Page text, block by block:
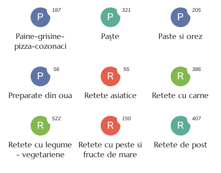
P
Paine-grisine-
pizza-cozonaci
187
P
Paşte
321
P
Paste si orez
205
P
Preparate din oua
56
R
Retete asiatice
55
R
Retete cu carne
386
R
Retete cu legume
- vegetariene
522
R
Retete cu peste si
fructe de mare
150
R
Retete de post
407